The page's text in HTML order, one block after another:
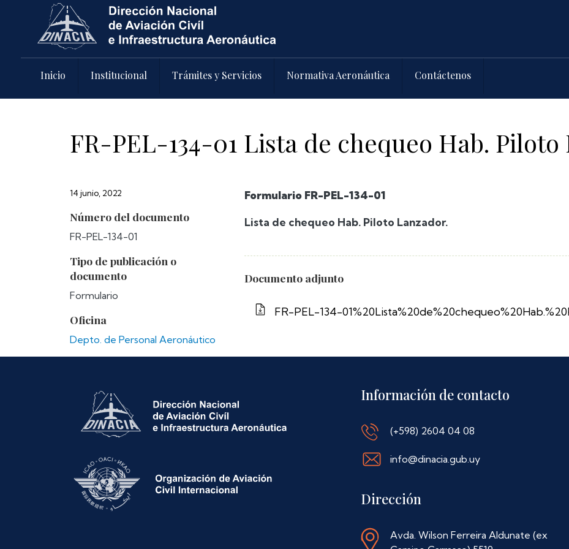
Pasar al contenido principal
Inicio Institucional Trámites y Servicios Normativa Aeronáutica Contáctenos
FR-PEL-134-01 Lista de chequeo Hab.
14 junio, 2022
Número del documento
FR-PEL-134-01
Tipo de publicación o
documento
Formulario
Oficina
Depto. de Personal Aeronáutico
Formulario FR-PEL-134-01
Lista de chequeo Hab. Piloto Lanzador.
Documento adjunto
FR-PEL-134-
Información de contacto
(+598) 2604 04 08
info@dinacia.gub.uy
Dirección
Avda. Wilson Ferreira Aldunate (ex